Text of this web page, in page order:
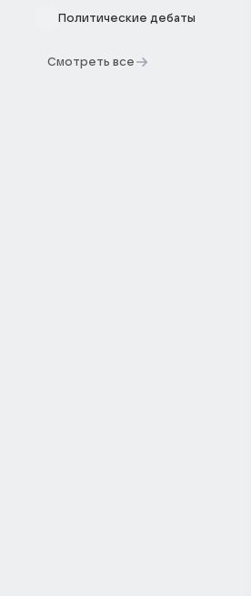
Политические дебаты
Смотреть все